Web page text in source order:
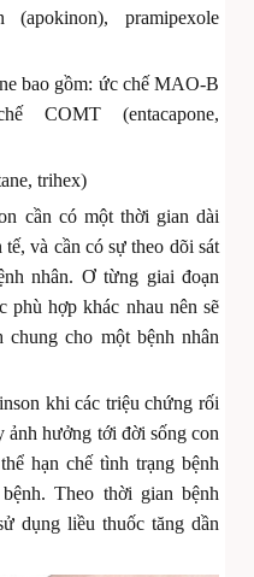
(apokinon), pramipexole
bao gồm: ức chế MAO-B
COMT (entacapone,
trihex)
cần có một thời gian dài
và cần có sự theo dõi sát
nhân. Ơ từng giai đoạn
phù hợp khác nhau nên sẽ
cho một bệnh nhân
khi các triệu chứng rối
ảnh hưởng tới đời sống con
hạn chế tình trạng bệnh
Theo thời gian bệnh
dụng liều thuốc tăng dần